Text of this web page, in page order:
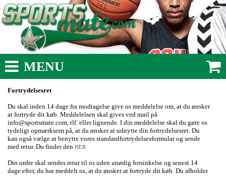
MENU
Fortrydelsesret
Du skal inden 14 dage fra modtagelse give os meddelelse om, at du ønsker
at fortryde dit køb. Meddelelsen skal gives ved mail på
info@sportsmate.com, tlf. eller lignende. I din meddelelse skal du gøre os
tydeligt opmærksom på, at du ønsker at udnytte din fortrydelsesret. Du
kan også vælge at benytte vores standardfortrydelsesformular og sende
med retur. Du finder den HER
Din ordre skal sendes retur til os uden unødig forsinkelse og senest 14
dage efter, du har meddelt os, at du ønsker at fortryde dit køb. Du afholder